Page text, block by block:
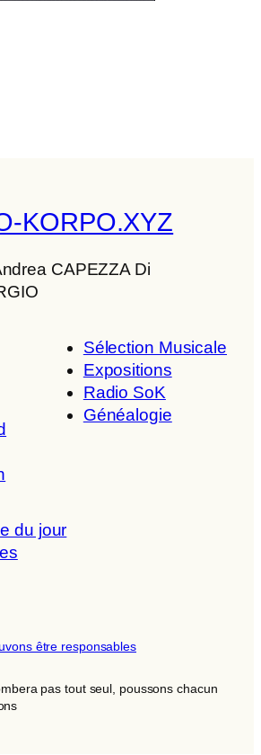
KORPO.XYZ
CAPEZZA Di
Sélection Musicale
Expositions
Radio SoK
Généalogie
du jour
être responsables
pas tout seul, poussons chacun